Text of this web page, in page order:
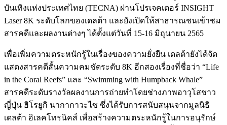
บันเทิงแห่งประเทศไทย (TECNA) ผ่านโปรเจคเตอร์ INSIGHT
Laser 8K ระดับโลกของเดลต้า และยังเปิดให้สาธารณชนเข้าชม
สารคดีและผลงานต่างๆ ได้ตั้งแต่วันที่ 15-16 มิถุนายน 2565
เพื่อเพิ่มความตระหนักรู้ในเรื่องของความยั่งยืน เดลต้ายังได้จัด
แสดงสารคดีสั้นความคมชัดระดับ 8K อีกสองเรื่องที่ชื่อว่า “Life
in the Coral Reefs” และ “Swimming with Humpback Whale”
สารคดีระดับรางวัลผลงานการถ่ายทำโดยช่างภาพอาวุโสชาว
ญี่ปุ่น ฮิโรยูกิ นากากาวะไซ ซึ่งได้รับการสนับสนุนจากมูลนิธิ
เดลต้า อิเลคโทรนิคส์ เพื่อสร้างความตระหนักรู้ในการอนุรักษ์